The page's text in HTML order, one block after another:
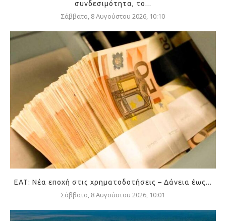
συνδεσιμότητα, το...
Σάββατο, 8 Αυγούστου 2026, 10:10
ΕΑΤ: Νέα εποχή στις χρηματοδοτήσεις – Δάνεια έως...
Σάββατο, 8 Αυγούστου 2026, 10:01